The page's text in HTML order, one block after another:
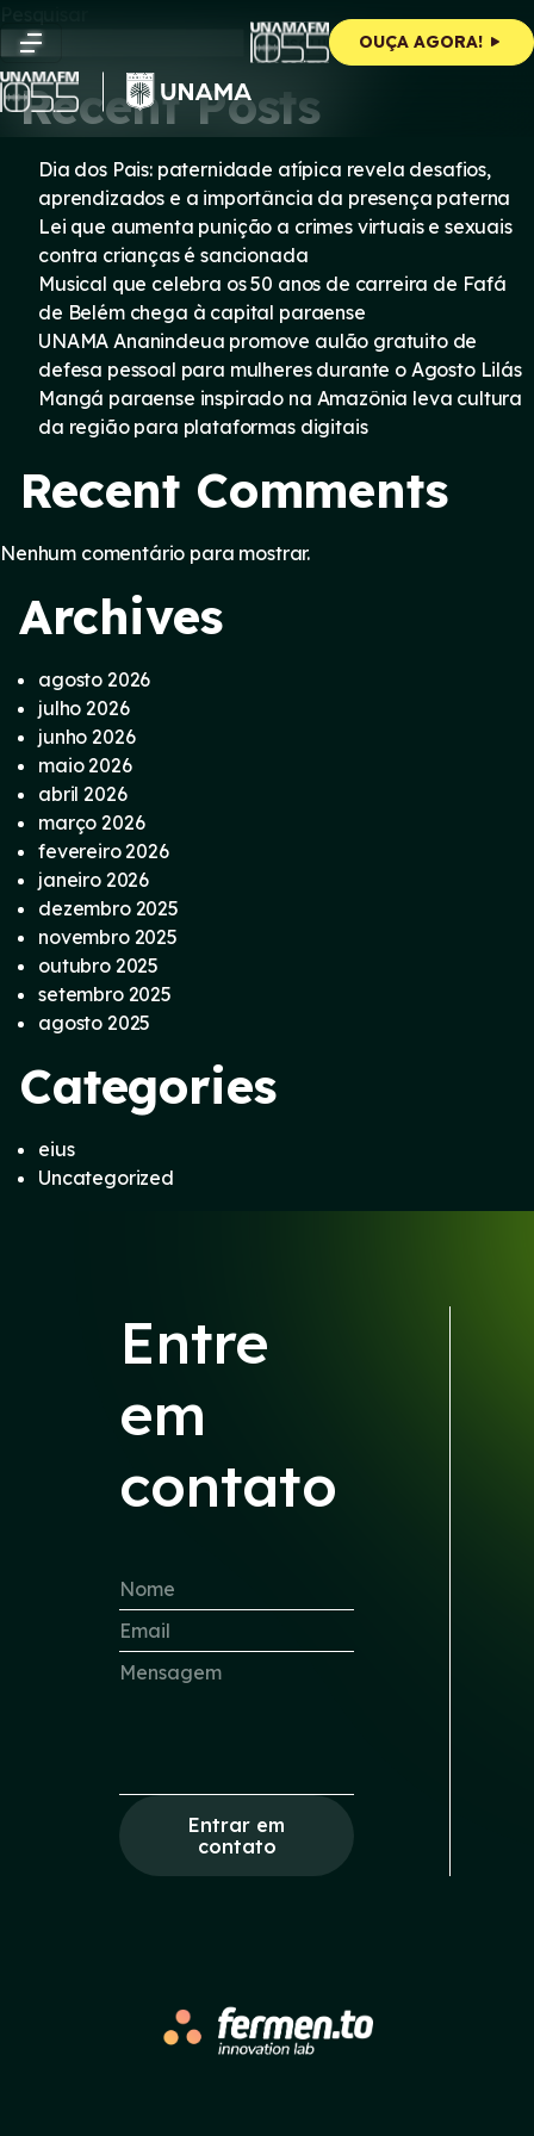
content
OUÇA AGORA!
Pesquisar
Pesquisar
Recent Posts
Dia dos Pais: paternidade atípica revela desafios,
aprendizados e a importância da presença paterna
Lei que aumenta punição a crimes virtuais e sexuais
contra crianças é sancionada
Musical que celebra os 50 anos de carreira de Fafá
de Belém chega à capital paraense
UNAMA Ananindeua promove aulão gratuito de
defesa pessoal para mulheres durante o Agosto Lilás
Mangá paraense inspirado na Amazônia leva cultura
da região para plataformas digitais
Recent Comments
Nenhum comentário para mostrar.
Archives
agosto 2026
julho 2026
junho 2026
maio 2026
abril 2026
março 2026
fevereiro 2026
janeiro 2026
dezembro 2025
novembro 2025
outubro 2025
setembro 2025
agosto 2025
Categories
eius
Uncategorized
Entre
em
contato
Entrar em
contato